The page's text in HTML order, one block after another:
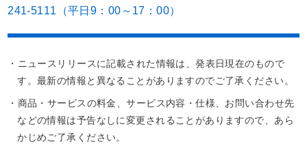
241-5111（平日9：00～17：00）
・ニュースリリースに記載された情報は、発表日現在のもので
す。最新の情報と異なることがありますのでご了承ください。
・商品・サービスの料金、サービス内容・仕様、お問い合わせ先
などの情報は予告なしに変更されることがありますので、あら
かじめご了承ください。